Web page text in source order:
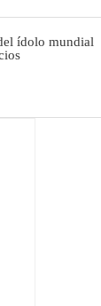
ídolo mundial